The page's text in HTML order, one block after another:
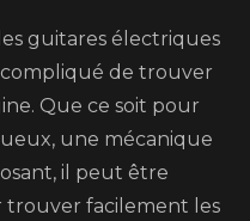
guitares électriques
de trouver
Que ce soit pour
une mécanique
il peut être
trouver facilement les